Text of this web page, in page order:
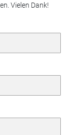
Vielen Dank!